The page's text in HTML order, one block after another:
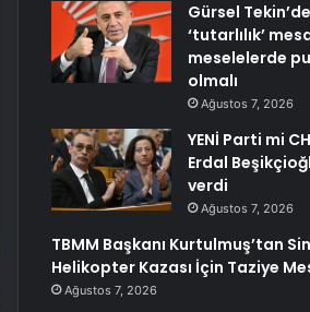
Gürsel
‘tutarlılık’
meselelerde
olmalı
Ağustos 7, 2026
YENİ Parti mi
Erdal
verdi
Ağustos 7, 2026
TBMM Başkanı Kurtulmuş’tan
Helikopter Kazası İçin Taziye
Ağustos 7, 2026